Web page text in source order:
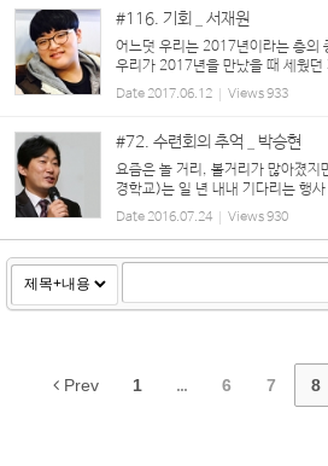
#116. 기회 _ 서재원
어느덧 우리는 2017년이라는 층의
우리가 2017년을 만났을 때 세웠
다가가고 있으신가요? 아직도 계획
습니까? 우리는 수많은 계획...
Date2017.06.12 Views933
#72. 수련회의 추억 _ 박승현
요즘은 놀 거리, 볼거리가 많아졌
경학교)는 일 년 내내 기다리는 행
하나님의 집~ 아~아~아 진리의 성
말죽거리(지금의 양재)에서 78-1번
Date2016.07.24 Views930
Prev 1 ... 6 7 8